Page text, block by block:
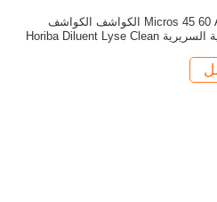
Micros 45 60 ABX الكواشف الكواشف
التشخيصية السريرية Horiba Diluent Lyse Clean